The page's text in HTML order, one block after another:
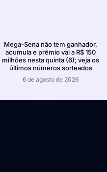
Mega-Sena não tem ganhador,
acumula e prêmio vai a R$ 150
milhões nesta quinta (6); veja os
últimos números sorteados
6 de agosto de 2026